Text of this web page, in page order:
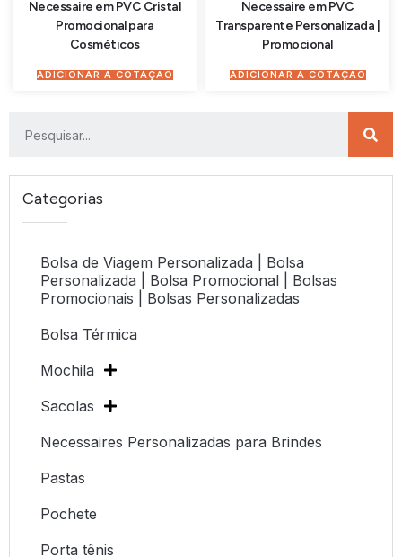
Categorias
Bolsa de Viagem Personalizada | Bolsa
Personalizada | Bolsa Promocional | Bolsas
Promocionais | Bolsas Personalizadas
Bolsa Térmica
Mochila
Sacolas
Necessaires Personalizadas para Brindes
Pastas
Pochete
Porta tênis
Necessaire em PVC Cristal
Promocional para
Cosméticos
ADICIONAR À COTAÇÃO
Necessaire em PVC
Transparente Personalizada |
Promocional
ADICIONAR À COTAÇÃO